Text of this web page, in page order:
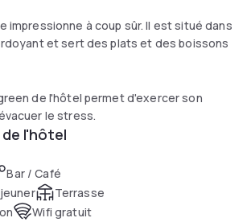
impressionne à coup sûr. Il est situé dans
et sert des plats et des boissons
de l'hôtel permet d'exercer son
le stress.
l'hôtel
Bar / Café
Terrasse
Wifi gratuit